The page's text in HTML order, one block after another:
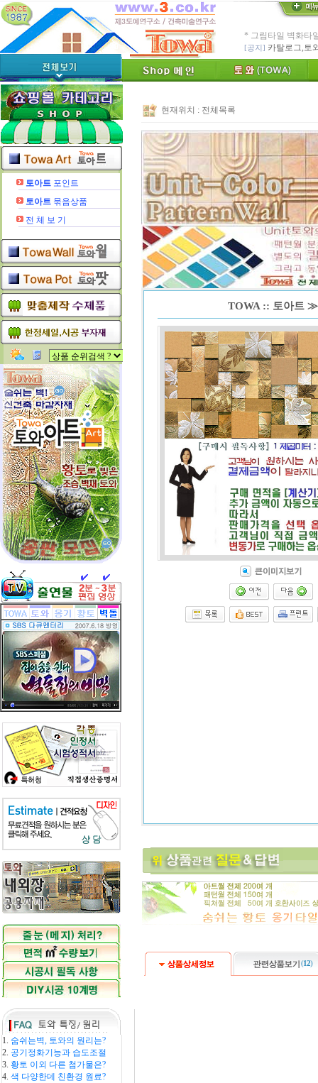
인테리어타일, 기
[알림]숨쉬는 조습
* TOWA 가상시공
- 토와 배치 디자인
[안내]신용카드 결
* Since : 1987 ~
- 특허,의장,상표권
친환경 Bio
[브랜드 명]"토와"(
* 그림타일 벽화타
[공지]카탈로그,토
토아트 포인트
토아트 묶음상품
전 체 보 기
1. 숨쉬는벽, 토와의 원리는?
2. 공기정화기능과 습도조절
3.황토 이외 다른 첨가물은?
4.색 다양한데 친환경 원료?
현재위치 : 전체목록
TOWA :: 토아트
(12)